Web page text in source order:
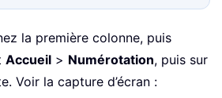
la première colonne, puis
Accueil > Numérotation, puis sur
Voir la capture d’écran :